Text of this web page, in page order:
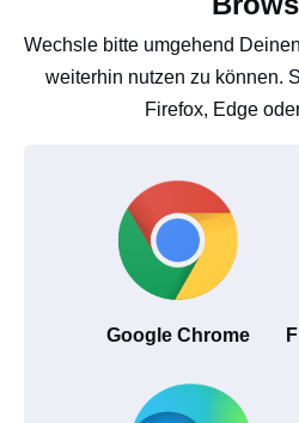
Wechsle bitte umgehend
weiterhin nutzen zu können.
Firefox, Edge
Google Chrome